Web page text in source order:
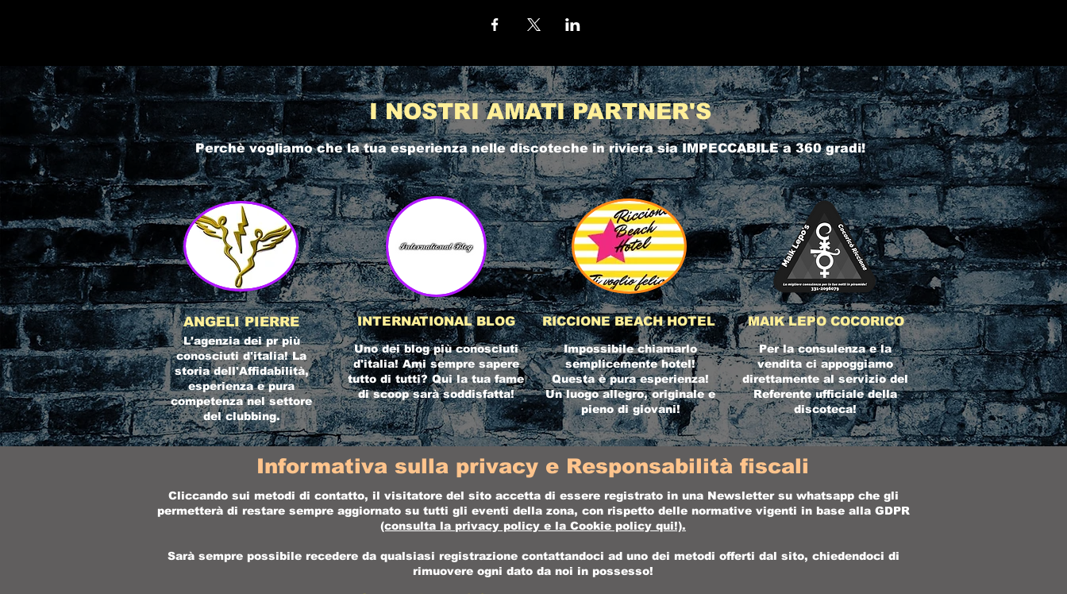
I NOSTRI AMATI PARTNER'S
Perchè vogliamo che la tua esperienza nellediscoteche in rivierasia IMPECCABILE a 360 gradi!
ANGELI PIERRE
L'agenzia dei pr più
conosciuti d'italia! La
storia dell'Affidabilità,
esperienza e pura
competenza nel settore
del clubbing.
INTERNATIONAL BLOG
Uno dei blog più conosciuti
d'italia! Ami sempre sapere
tutto di tutti? Qui la tua fame
di scoop sarà soddisfatta!
RICCIONE BEACH HOTEL
Impossibile chiamarlo
semplicemente hotel!
Questa è pura esperienza!
Un luogo allegro, originale e
pieno di giovani!
MAIK LEPO COCORICO
Per la consulenza e la
vendita ci appoggiamo
direttamente al servizio del
Referente ufficiale della
discoteca!
Informativa sulla privacy e Responsabilità fiscali
Cliccando sui metodi di contatto, il visitatore del sito accetta di essere registrato in una Newsletter su whatsapp che gli
permetterà di restare sempre aggiornato su tutti gli eventi della zona, con rispetto delle normative vigenti in base alla GDPR
(consulta la privacy policy e la Cookie policy qui!).
Sarà sempre possibile recedere da qualsiasi registrazione contattandoci ad uno dei metodi offerti dal sito, chiedendoci di
rimuovere ogni dato da noi in possesso!